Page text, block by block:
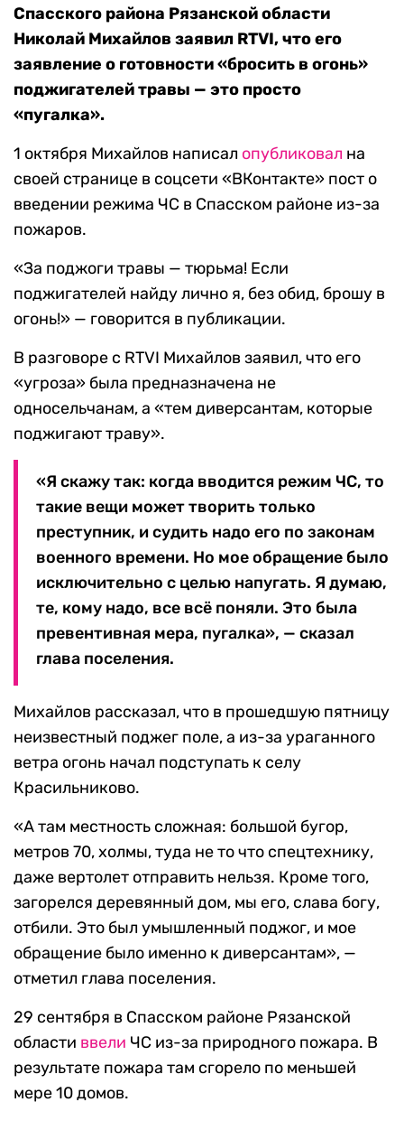
Спасского района Рязанской области
Николай Михайлов заявил RTVI, чтоего
заявление о готовности «бросить в огонь»
поджигателей травы — это просто
«пугалка».
1 октября Михайлов написал опубликовал на
своей странице в соцсети «ВКонтакте» пост о
введении режима ЧС в Спасском районе из-за
пожаров.
«За поджоги травы — тюрьма! Если
поджигателей найду лично я, без обид, брошу в
огонь!» — говорится в публикации.
В разговоре с RTVI Михайлов заявил, что его
«угроза» была предназначена не
односельчанам, а «тем диверсантам, которые
поджигают траву».
«Я скажу так: когда вводится режим ЧС, то
такие вещи может творить только
преступник, и судить надо его по законам
военного времени. Но мое обращение было
исключительно с целью напугать. Я думаю,
те, кому надо, все всё поняли. Это была
превентивная мера, пугалка», — сказал
глава поселения.
Михайлов рассказал, что в прошедшую пятницу
неизвестный поджег поле, а из-за ураганного
ветра огонь начал подступать к селу
Красильниково.
«А там местность сложная: большой бугор,
метров 70, холмы, туда не то что спецтехнику,
даже вертолет отправить нельзя. Кроме того,
загорелся деревянный дом, мы его, слава богу,
отбили. Это был умышленный поджог, и мое
обращение было именно к диверсантам», —
отметил глава поселения.
29 сентября в Спасском районе Рязанской
области ввели ЧС из-за природного пожара. В
результате пожара там сгорело по меньшей
мере 10 домов.